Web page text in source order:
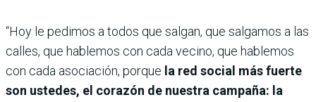
“Hoy le pedimos a todos que salgan, que salgamos a las
calles, que hablemos con cada vecino, que hablemos
con cada asociación, porque la red social más fuerte
son ustedes, el corazón de nuestra campaña: la